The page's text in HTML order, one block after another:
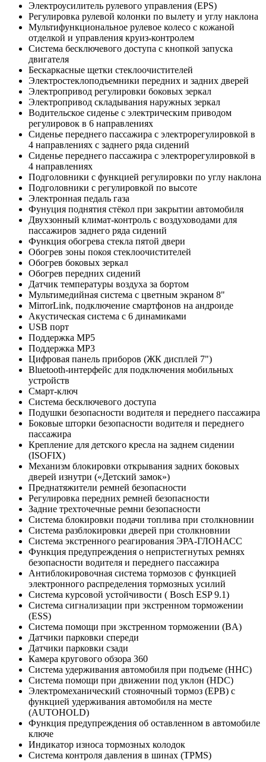
Электроусилитель рулевого управления (EPS)
Регулировка рулевой колонки по вылету и углу наклона
Мультифункциональное рулевое колесо с кожаной
отделкой и управления круиз-контролем
Система бесключевого доступа с кнопкой запуска
двигателя
Бескаркасные щетки стеклоочистителей
Электростеклоподъемники передних и задних дверей
Электропривод регулировки боковых зеркал
Электропривод складывания наружных зеркал
Водительское сиденье с электрическим приводом
регулировок в 6 направлениях
Сиденье переднего пассажира с электрорегулировкой в
4 направлениях с заднего ряда сидений
Сиденье переднего пассажира с электрорегулировкой в
4 направлениях
Подголовники с функцией регулировки по углу наклона
Подголовники с регулировкой по высоте
Электронная педаль газа
Фунуция поднятия стёкол при закрытии автомобиля
Двухзонный климат-контроль с воздуховодами для
пассажиров заднего ряда сидений
Функция обогрева стекла пятой двери
Обогрев зоны покоя стеклоочистителей
Обогрев боковых зеркал
Обогрев передних сидений
Датчик температуры воздуха за бортом
Мультимедийная система c цветным экраном 8"
MirrorLink, подключение смартфонов на андроиде
Акустическая система c 6 динамиками
USB порт
Поддержка MP5
Поддержка MP3
Цифровая панель приборов (ЖК дисплей 7")
Bluetooth-интерфейс для подключения мобильных
устройств
Смарт-ключ
Система бесключевого доступа
Подушки безопасности водителя и переднего пассажира
Боковые шторки безопасности водителя и переднего
пассажира
Крепление для детского кресла на заднем сидении
(ISOFIX)
Механизм блокировки открывания задних боковых
дверей изнутри («Детский замок»)
Преднатяжители ремней безопасности
Регулировка передних ремней безопасности
Задние трехточечные ремни безопасности
Система блокировки подачи топлива при столкновнии
Система разблокировки дверей при столкновнии
Система экстренного реагирования ЭРА-ГЛОНАСС
Функция предупреждения о непристегнутых ремнях
безопасности водителя и переднего пассажира
Антиблокировочная система тормозов с функцией
электронного распределения тормозных усилий
Система курсовой устойчивости ( Bosch ESP 9.1)
Система сигнализации при экстренном торможении
(ESS)
Система помощи при экстренном торможении (BA)
Датчики парковки спереди
Датчики парковки сзади
Камера кругового обзора 360
Система удерживания автомобиля при подъеме (HHC)
Система помощи при движении под уклон (HDC)
Электромеханический стояночный тормоз (EPB) с
функцией удерживания автомобиля на месте
(AUTOHOLD)
Функция предупреждения об оставленном в автомобиле
ключе
Индикатор износа тормозных колодок
Система контроля давления в шинах (TPMS)